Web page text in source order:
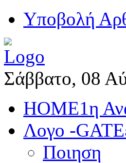
Yποβολή
Σάββατο, 08
HOME1η
Λογο -GATE
Ποιηση